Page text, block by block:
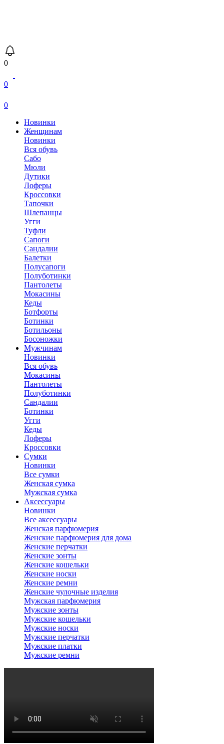
0
0
0
Новинки
Женщинам
Новинки
Вся обувь
Сабо
Мюли
Дутики
Лоферы
Кроссовки
Тапочки
Шлепанцы
Угги
Туфли
Сапоги
Сандалии
Балетки
Полусапоги
Полуботинки
Пантолеты
Мокасины
Кеды
Ботфорты
Ботинки
Ботильоны
Босоножки
Мужчинам
Новинки
Вся обувь
Мокасины
Пантолеты
Полуботинки
Сандалии
Ботинки
Угги
Кеды
Лоферы
Кроссовки
Сумки
Новинки
Все сумки
Женская сумка
Мужская сумка
Аксессуары
Новинки
Все аксессуары
Женская парфюмерия
Женские парфюмерия для дома
Женские перчатки
Женские зонты
Женские кошельки
Женские носки
Женские ремни
Женские чулочные изделия
Мужская парфюмерия
Мужские зонты
Мужские кошельки
Мужские носки
Мужские перчатки
Мужские платки
Мужские ремни